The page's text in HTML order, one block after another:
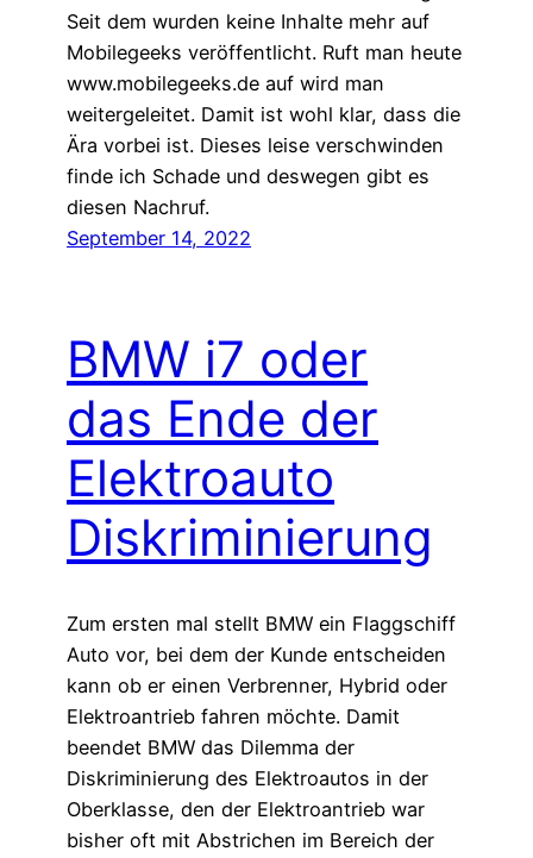
Seit dem wurden keine Inhalte mehr auf
Mobilegeeks veröffentlicht. Ruft man heute
www.mobilegeeks.de auf wird man
weitergeleitet. Damit ist wohl klar, dass die
Ära vorbei ist. Dieses leise verschwinden
finde ich Schade und deswegen gibt es
diesen Nachruf.
September 14, 2022
BMW i7 oder
das Ende der
Elektroauto
Diskriminierung
Zum ersten mal stellt BMW ein Flaggschiff
Auto vor, bei dem der Kunde entscheiden
kann ob er einen Verbrenner, Hybrid oder
Elektroantrieb fahren möchte. Damit
beendet BMW das Dilemma der
Diskriminierung des Elektroautos in der
Oberklasse, den der Elektroantrieb war
bisher oft mit Abstrichen im Bereich der